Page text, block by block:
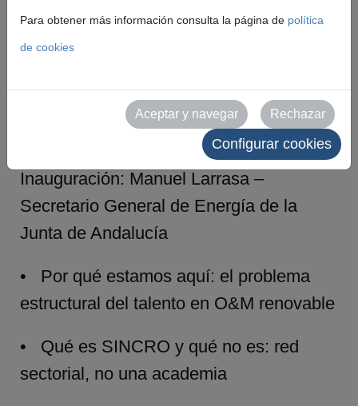
SINCRO por
Elisa Manero — AEMER
Inauguración: Manuel Larrasa –
Secretario General de Energía de la
Junta de Andalucía
• Por qué estamos aquí: el problema
estructural del talento en O&M renovable
• Qué es SINCRO y qué no es: red
sectorial, no una academia
Para obtener más información consulta la página de política
de cookies
Aceptar y navegar Rechazar
Configurar cookies